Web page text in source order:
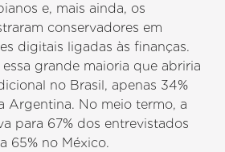
e, mais ainda, os
conservadores em
digitais ligadas às finanças.
grande maioria que abriria
no Brasil, apenas 34%
Argentina. No meio termo, a
para 67% dos entrevistados
65% no México.